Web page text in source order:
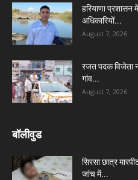
हरियाणा
अधिकारियों...
August 7, 2026
रजत पदक विजेता
गांव...
August 7, 2026
बॉलीवुड
सिरसा छात्र
जांच में...